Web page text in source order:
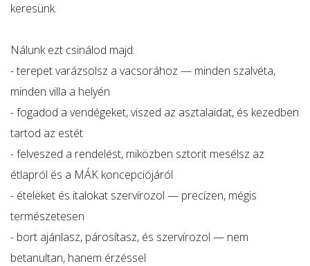
keresünk.
Nálunk ezt csinálod majd:
- terepet varázsolsz a vacsorához — minden szalvéta,
minden villa a helyén
- fogadod a vendégeket, viszed az asztalaidat, és kezedben
tartod az estét
- felveszed a rendelést, miközben sztorit mesélsz az
étlapról és a MÁK koncepciójáról
- ételeket és italokat szervírozol — precízen, mégis
természetesen
- bort ajánlasz, párosítasz, és szervírozol — nem
betanultan, hanem érzéssel